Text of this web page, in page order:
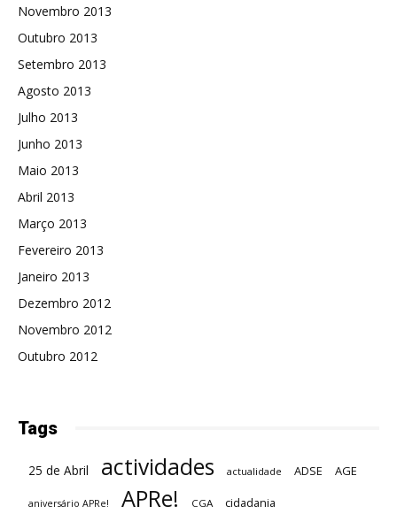
Novembro 2013
Outubro 2013
Setembro 2013
Agosto 2013
Julho 2013
Junho 2013
Maio 2013
Abril 2013
Março 2013
Fevereiro 2013
Janeiro 2013
Dezembro 2012
Novembro 2012
Outubro 2012
Tags
25 de Abril actividades actualidade ADSE AGE
aniversário APRe! APRe! CGA cidadania